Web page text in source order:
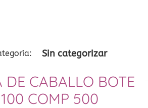
Sin categorizar
DE CABALLO BOTE
100 COMP 500